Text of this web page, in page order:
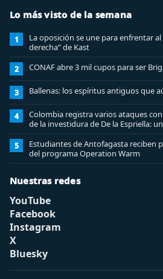
Lo más visto de la semana
1
La oposición se une para enfrentar
derecha” de Kast
2 CONAF abre 3 mil cupos para ser
3 Ballenas: los espíritus antiguos que
4
Colombia registra varios ataques
de la investidura de De la Espriella:
5
Estudiantes de Antofagasta reciben
del programa Operation Warm
Nuestras redes
YouTube
Facebook
Instagram
X
Bluesky